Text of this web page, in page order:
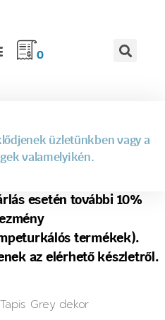
0
üzletünkben vagy a
valamelyikén.
esetén további 10%
termékek).
az elérhető készletről.
Grey dekor